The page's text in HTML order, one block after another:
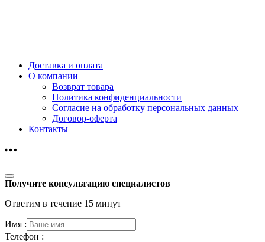
Доставка и оплата
О компании
Возврат товара
Политика конфиденциальности
Согласие на обработку персональных данных
Договор-оферта
Контакты
Получите консультацию специалистов
Ответим в течение 15 минут
Имя :
Телефон :